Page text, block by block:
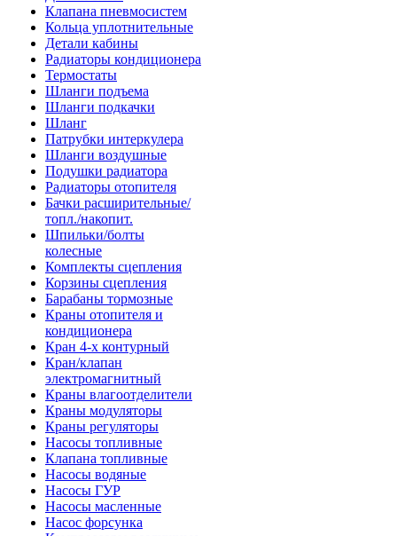
Клапана пневмосистем
Кольца уплотнительные
Детали кабины
Радиаторы кондиционера
Термостаты
Шланги подъема
Шланги подкачки
Шланг
Патрубки интеркулера
Шланги воздушные
Подушки радиатора
Радиаторы отопителя
Бачки расширительные/
топл./накопит.
Шпильки/болты
колесные
Комплекты сцепления
Корзины сцепления
Барабаны тормозные
Краны отопителя и
кондиционера
Кран 4-х контурный
Кран/клапан
электромагнитный
Краны влагоотделители
Краны модуляторы
Краны регуляторы
Насосы топливные
Клапана топливные
Насосы водяные
Насосы ГУР
Насосы масленные
Насос форсунка